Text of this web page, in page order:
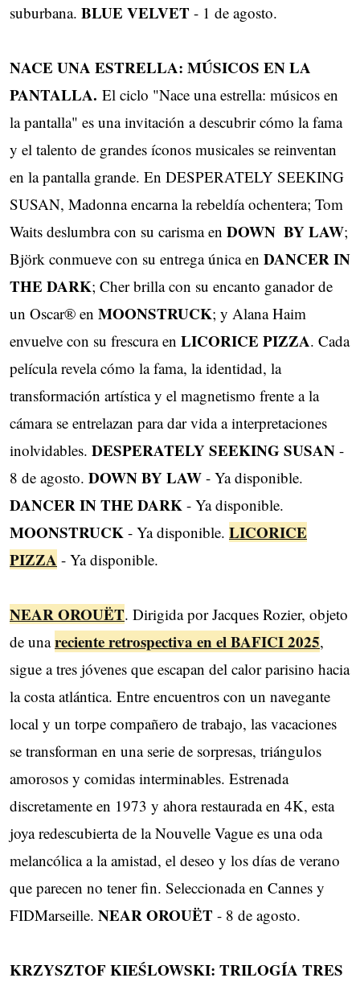
suburbana. BLUE VELVET - 1 de agosto.
NACE UNA ESTRELLA: MÚSICOS EN LA
PANTALLA. El ciclo "Nace una estrella: músicos en
la pantalla" es una invitación a descubrir cómo la fama
y el talento de grandes íconos musicales se reinventan
en la pantalla grande. En DESPERATELY SEEKING
SUSAN, Madonna encarna la rebeldía ochentera; Tom
Waits deslumbra con su carisma en DOWN ​ BY LAW;
Björk conmueve con su entrega única en DANCER IN
THE DARK; Cher brilla con su encanto ganador de
un Oscar® en MOONSTRUCK; y Alana Haim
envuelve con su frescura en LICORICE PIZZA. Cada
película revela cómo la fama, la identidad, la
transformación artística y el magnetismo frente a la
cámara se entrelazan para dar vida a interpretaciones
inolvidables. DESPERATELY SEEKING SUSAN -
8 de agosto. DOWN BY LAW - Ya disponible.
DANCER IN THE DARK - Ya disponible.
MOONSTRUCK - Ya disponible. LICORICE
PIZZA - Ya disponible.
NEAR OROUËT. Dirigida por Jacques Rozier, objeto
de unareciente retrospectiva en el BAFICI 2025,
sigue a tres jóvenes que escapan del calor parisino hacia
​la costa atlántica. Entre encuentros con un navegante
local y un torpe compañero de trabajo, las ​vacaciones
se transforman en una serie de sorpresas, triángulos
amorosos y comidas interminables. ​Estrenada
discretamente en 1973 y ahora restaurada en 4K, esta
joya redescubierta de la Nouvelle ​Vague es una oda
melancólica a la amistad, el deseo y los días de verano
que parecen no tener fin. ​Seleccionada en Cannes y
FIDMarseille. NEAR OROUËT - 8 de agosto. ​
KRZYSZTOF KIEŚLOWSKI: TRILOGÍA TRES